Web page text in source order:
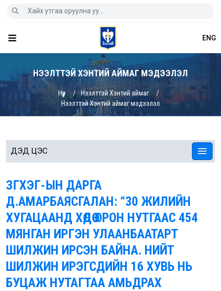
ENG
НЭЭЛТТЭЙ ХЭНТИЙ АЙМАГ МЭДЭЭЛЭЛ
Нүүр
Нээлттэй Хэнтий аймаг
Нээлттэй Хэнтий аймаг мэдээлэл
ДЭД ЦЭС
ЗГХЭГ-ЫН ДАРГА
Д.АМАРБАЯСГАЛАН: “30 ЖИЛИЙН
ХУГАЦААНД ХӨДӨӨ ОРОН НУТГААС 454
МЯНГАН ИРГЭН УЛААНБААТАРТ
ШИЛЖИН ИРСЭН БАЙНА. НИЙТ
ШИЛЖИН ИРЭГСДИЙН 16 ХУВЬ НЬ
БУЦАЖ НУТАГТАА АМЬДРАХ